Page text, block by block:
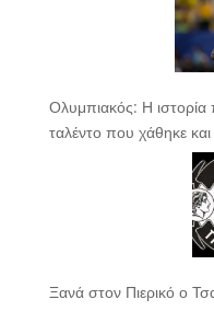
Ολυμπιακός: Η
ταλέντο που χάθηκε
Ξανά στον Πιερικό ο